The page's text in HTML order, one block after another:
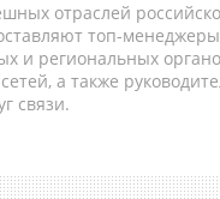
отраслей
топ-
и региональных
а также
связи.